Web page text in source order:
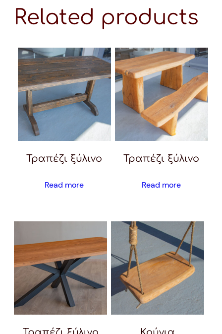
Related products
Τραπέζι ξύλινο
Read more
Τραπέζι ξύλινο
Read more